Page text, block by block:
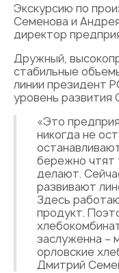
Экскурсию по
Семенова и
директор
Дружный,
стабильные
линии президент
уровень развития
«Это
никогда не
бережно чтят
делают.
развивают
Здесь
продукт.
заслуженна –
орловские
Дмитрий